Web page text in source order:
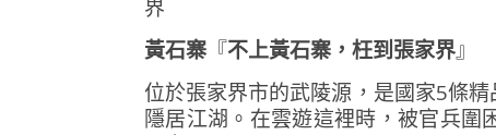
黃石寨 『不上黃石寨，枉到張家界』
位於張家界市的武陵源，是國家5條
隱居江湖。在雲遊這裡時，被官兵圍